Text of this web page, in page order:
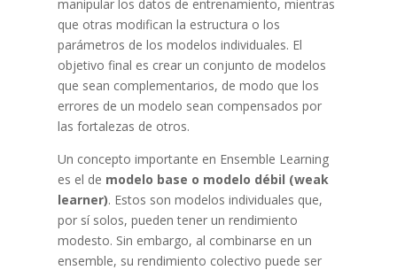
manipular los datos de entrenamiento, mientras
que otras modifican la estructura o los
parámetros de los modelos individuales. El
objetivo final es crear un conjunto de modelos
que sean complementarios, de modo que los
errores de un modelo sean compensados por
las fortalezas de otros.
Un concepto importante en Ensemble Learning
es el de modelo base o modelo débil (weak
learner). Estos son modelos individuales que,
por sí solos, pueden tener un rendimiento
modesto. Sin embargo, al combinarse en un
ensemble, su rendimiento colectivo puede ser